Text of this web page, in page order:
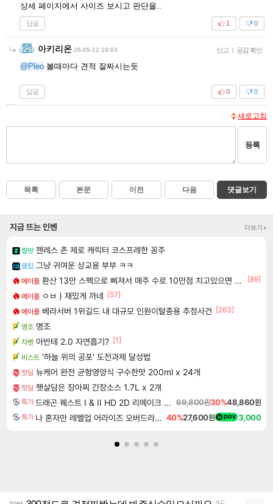
상세 페이지에서 사이즈 보시고 판단을..
답글 0
1
아키리온 26-05-12 19:03 신고 | 공감 확인
@Pleo 볼때마다 견적 잘짜시는듯
답글 0
0
새로고침
등록
목록 본문 이전 다음 댓글보기
지금 뜨는 인벤 더보기+
짤방 젠레스 존 제로 캐릭터 코스프레한 꽁주
클립 그냥 귀여운 상교용 부부 ㅋㅋ
메이플 환산 13만 스펙으로 삐져서 매주 수로 10만점 치고있으면 ㅋㅋ
[89]
메이플 ㅇㅂ ) 재밌게 까네 [57]
메이플 베라서버 1위길드 내 대규모 인원이탈종용 추정사건 [263]
명조 명조
차벤 아반테 2.0 자연흡기? [1]
비스트 '하늘 위의 공포' 도전과제 달성법
핫딜 뉴케어 완전 균형영양식 구수한맛 200ml x 24개
핫딜 햇살담은 장아찌 간장소스 1.7L x 2개
특가 드래곤 퀘스트 I & II HD 2D 리메이크 Dragon Quest I & II HD 2D Remake 69,800원30%48,860원
특가 나 혼자만 레벨업 어라이즈 오버드라이브 Solo Leveling Arise 40%27,600원 3,000